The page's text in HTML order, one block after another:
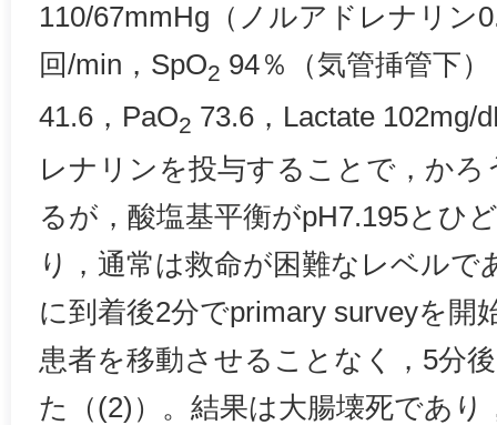
110/67mmHg（ノルアドレナリン
回/min，SpO2 94％（気管挿管下
41.6，PaO2 73.6，Lactate 102mg/
レナリンを投与することで，か
るが，酸塩基平衡がpH7.195とひ
り，通常は救命が困難なレベルで
に到着後2分でprimary surveyを開
患者を移動させることなく，5分
た（(2)）。結果は大腸壊死であり